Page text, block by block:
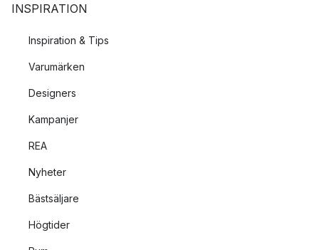
INSPIRATION
Inspiration & Tips
Varumärken
Designers
Kampanjer
REA
Nyheter
Bästsäljare
Högtider